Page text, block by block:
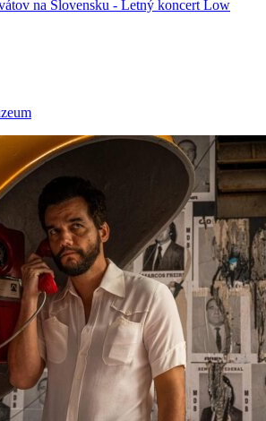
na Slovensku - Letný koncert Low